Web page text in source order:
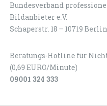
Bundesverband
Bildanbieter e.V.
Schaperstr. 18 – 10719 Berlin
Beratungs-Hotline für
(0,69 EURO/Minute)
09001 324 333